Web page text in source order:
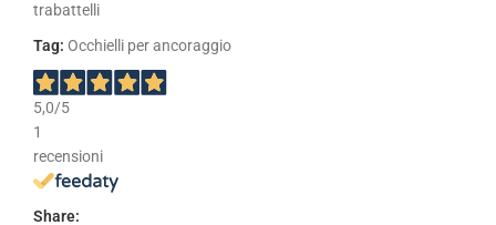
trabattelli
Tag: Occhielli per ancoraggio
5,0/5
1
recensioni
Share: